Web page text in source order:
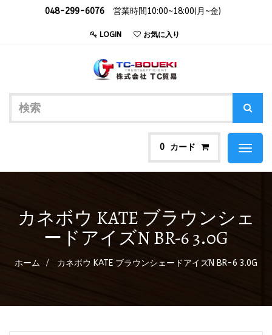
048-299-6076 営業時間10:00~18:00(月~金)
LOGIN お気に入り
0 カード
Toggle
カネボウ KATE ブラウンシェ
ードアイズN BR-6 3.0G
ホーム カネボウ KATE ブラウンシェードアイズN BR-6 3.0G